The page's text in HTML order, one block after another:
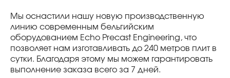
Мы оснастили нашу новую производственную
линию современным бельгийским
оборудованием Echo Precast Engineering, что
позволяет нам изготавливать до 240 метров плит в
сутки. Благодаря этому мы можем гарантировать
выполнение заказа всего за 7 дней.